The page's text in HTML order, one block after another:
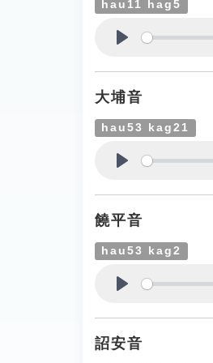
hau11 hag5
大埔音
hau53 kag21
饒平音
hau53 kag2
詔安音